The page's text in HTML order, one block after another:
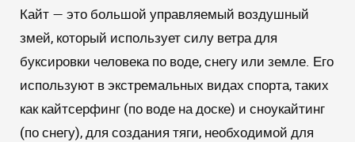
Кайт — это большой управляемый воздушный
змей, который использует силу ветра для
буксировки человека по воде, снегу или земле. Его
используют в экстремальных видах спорта, таких
как кайтсерфинг (по воде на доске) и сноукайтинг
(по снегу), для создания тяги, необходимой для